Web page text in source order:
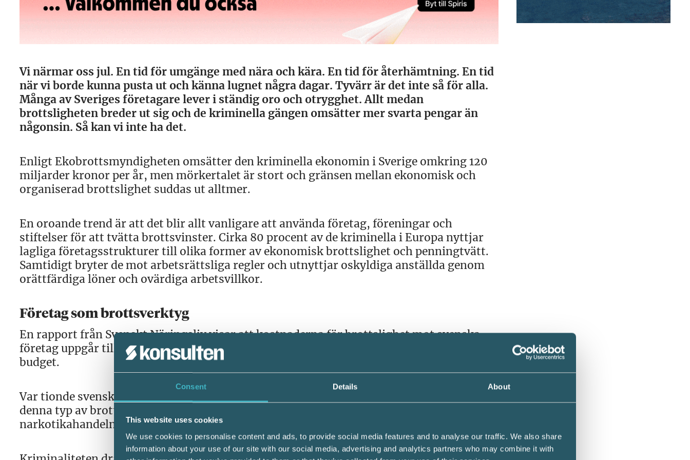
Consent Details About
This website uses cookies
We use cookies to personalise content and ads, to provide social media features and to analyse our traffic. We also share
information about your use of our site with our social media, advertising and analytics partners who may combine it with
Vi närmar oss jul. En tid för umgänge med nära och kära. En tid för återhämtning. En tid
när vi borde kunna pusta ut och känna lugnet några dagar. Tyvärr är det inte så för alla.
Många av Sveriges företagare lever i ständig oro och otrygghet. Allt medan
brottsligheten breder ut sig och de kriminella gängen omsätter mer svarta pengar än
någonsin. Så kan vi inte ha det.
Enligt Ekobrottsmyndigheten omsätter den kriminella ekonomin i Sverige omkring 120
miljarder kronor per år, men mörkertalet är stort och gränsen mellan ekonomisk och
organiserad brottslighet suddas ut alltmer.
En oroande trend är att det blir allt vanligare att använda företag, föreningar och
stiftelser för att tvätta brottsvinster. Cirka 80 procent av de kriminella i Europa nyttjar
lagliga företagsstrukturer till olika former av ekonomisk brottslighet och penningtvätt.
Samtidigt bryter de mot arbetsrättsliga regler och utnyttjar oskyldiga anställda genom
orättfärdiga löner och ovärdiga arbetsvillkor.
Företag som brottsverktyg
En rapport från Svenskt Näringsliv visar att kostnaderna för brottslighet mot svenska
företag uppgår till 100 miljarder kronor, vilket motsvarar tre gånger Polismyndighetens
budget.
Var tionde svenskt företag har under det senaste året fallit offer för bedrägeribrott och
denna typ av brott utgör idag en större intäktskälla för kriminella gäng än
narkotikahandeln.